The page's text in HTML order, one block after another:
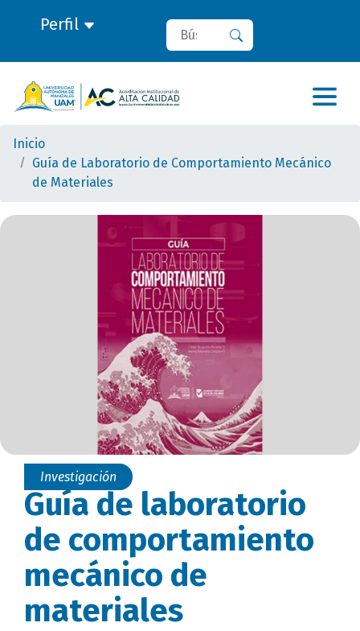
Perfil Buscar
Inicio
Guía de Laboratorio de Comportamiento Mecánico
de Materiales
Investigación
Guía de laboratorio
de comportamiento
mecánico de
materiales